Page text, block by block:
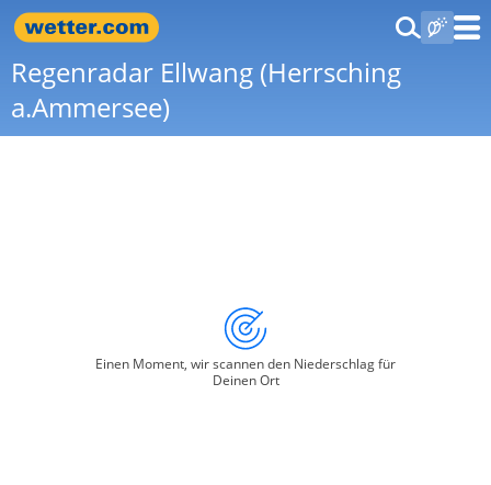
Regenradar Ellwang (Herrsching
a.Ammersee)
Einen Moment, wir scannen den Niederschlag für
Deinen Ort